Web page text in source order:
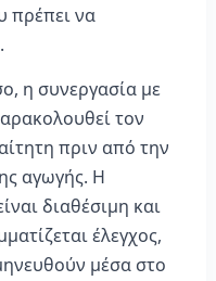
πρέπει να
η συνεργασία με
τον
πριν από την
αγωγής. Η
διαθέσιμη και
έλεγχος,
μέσα στο